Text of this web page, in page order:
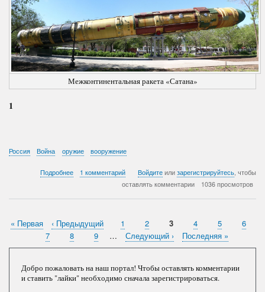
Межконтинентальная ракета «Сатана»
1
Россия Война оружие вооружение
Подробнеео
России:
"Сармат",
"Авангард",
и
"Вечный
1 комментарий Войдите или зарегистрируйтесь , чтобы
оставлять комментарии
1036 просмотров
Нумерация
страниц
Первая
« Первая
Предыдущая
страница
‹ Предыдущий Страница
1 Страница
2
Текущая
страница
3 Страница
4 Страница
5
6
Страница
7 Страница
8 Страница
9 …
Следующая
страница
Следующий ›
Последняя
страница
Последняя »
Добро пожаловать на наш портал! Чтобы оставлять комментарии
и ставить "лайки" необходимо сначала зарегистрироваться.